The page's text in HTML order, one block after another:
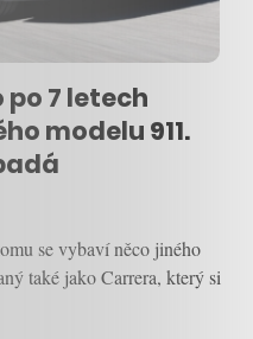
7 letech
modelu 911.
se vybaví něco jiného
také jako Carrera, který si